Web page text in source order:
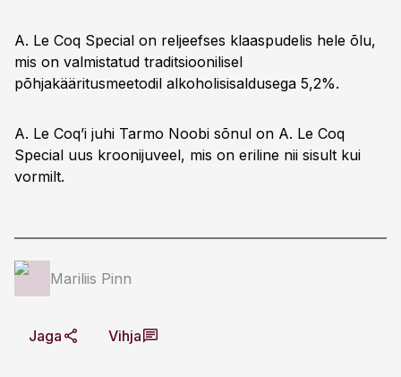
A. Le Coq Special on reljeefses klaaspudelis hele õlu,
mis on valmistatud traditsioonilisel
põhjakääritusmeetodil alkoholisisaldusega 5,2%.
A. Le Coq’i juhi Tarmo Noobi sõnul on A. Le Coq
Special uus kroonijuveel, mis on eriline nii sisult kui
vormilt.
Mariliis Pinn
Jaga Vihja